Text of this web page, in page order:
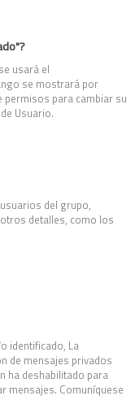
usará el
se mostrará por
permisos para cambiar su
Usuario.
del grupo,
detalles, como los
identificado, La
de mensajes privados
ha deshabilitado para
mensajes. Comuníquese